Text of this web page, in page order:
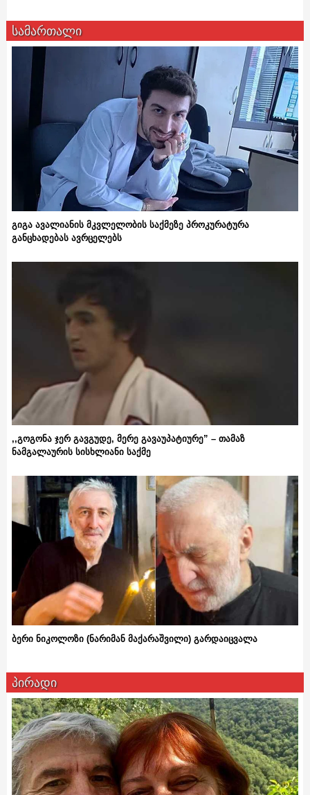
სამართალი
გიგა ავალიანის მკვლელობის საქმეზე პროკურატურა
განცხადებას ავრცელებს
,,გოგონა ჯერ გავგუდე, მერე გავაუპატიურე” – თამაზ
ნამგალაურის სისხლიანი საქმე
ბერი ნიკოლოზი (ნარიმან მაქარაშვილი) გარდაიცვალა
პირადი